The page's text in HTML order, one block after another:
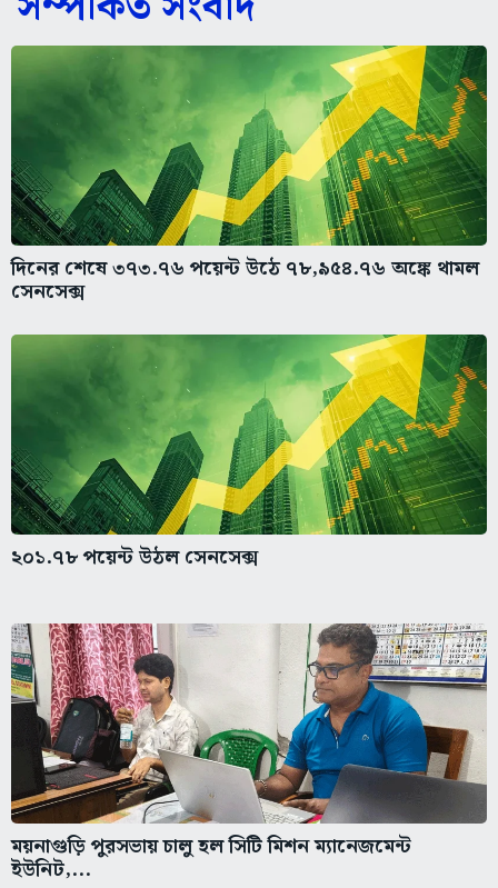
দিনের শেষে ৩৭৩.৭৬ পয়েন্ট উঠে ৭৮,৯৫৪.৭৬ অঙ্কে থামল
সেনসেক্স
২০১.৭৮ পয়েন্ট উঠল সেনসেক্স
ময়নাগুড়ি পুরসভায় চালু হল সিটি মিশন ম্যানেজমেন্ট
ইউনিট,...